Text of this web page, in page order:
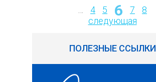
Страницы
4 5 6 7
8
следующая
ПОЛЕЗНЫЕ ССЫЛКИ